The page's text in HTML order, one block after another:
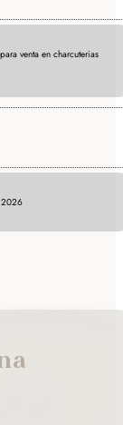
venta en charcuterias
2026